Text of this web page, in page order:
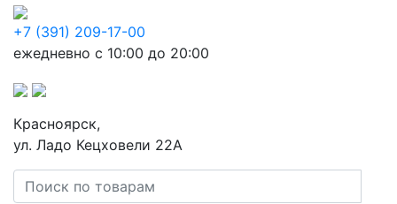
+7 (391) 209-17-00
ежедневно с 10:00 до 20:00
Красноярск,
ул. Ладо Кецховели 22А